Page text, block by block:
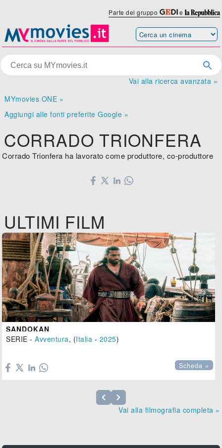
Parte del gruppo e
Vai alla ricerca avanzata »
MYmovies ONE »
Aggiungi alle fonti preferite Google »
CORRADO TRIONFERA
Corrado Trionfera ha lavorato come produttore, co-produttore
ULTIMI FILM
SANDOKAN
SERIE -Avventura, (Italia - 2025)
Scheda »
Vai alla filmografia completa »